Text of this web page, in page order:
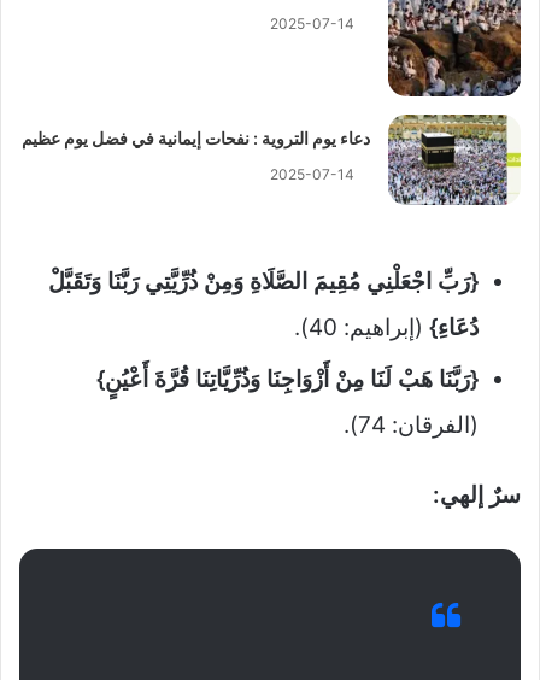
2025-07-14
دعاء يوم التروية : نفحات إيمانية في فضل يوم عظيم
2025-07-14
{رَبِّ اجْعَلْنِي مُقِيمَ الصَّلَاةِ وَمِنْ ذُرِّيَّتِي رَبَّنَا وَتَقَبَّلْ
دُعَاءِ} (إبراهيم: 40).
{رَبَّنَا هَبْ لَنَا مِنْ أَزْوَاجِنَا وَذُرِّيَّاتِنَا قُرَّةَ أَعْيُنٍ}
(الفرقان: 74).
سرٌ إلهي: